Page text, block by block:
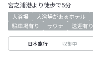
宮之浦港より徒歩で5分
大浴場 大浴場があるホテル
駐車場有り
サウナ 送迎有り
日本旅行 収集中